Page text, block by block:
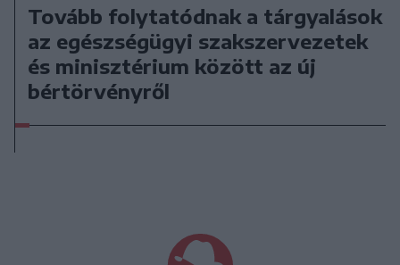
Tovább folytatódnak a tárgyalások
az egészségügyi szakszervezetek
és minisztérium között az új
bértörvényről